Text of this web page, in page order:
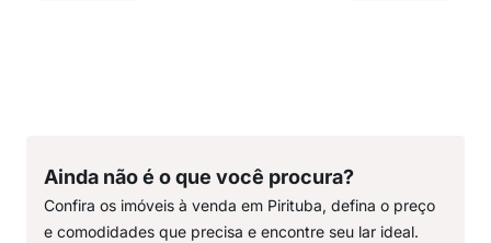
Ainda não é o que você procura?
Confira os imóveis à venda em Pirituba, defina o preço
e comodidades que precisa e encontre seu lar ideal.